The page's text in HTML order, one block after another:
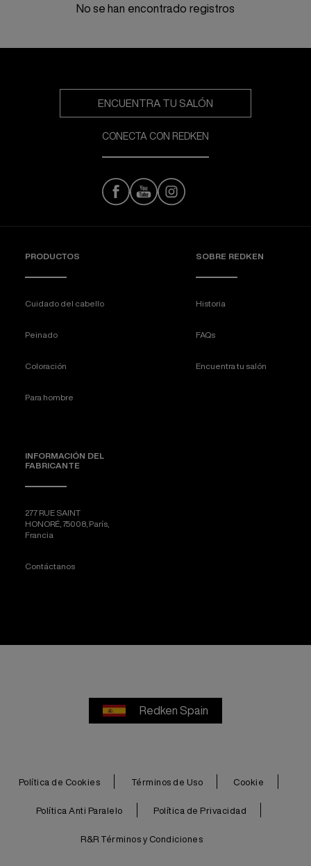
No se han encontrado registros
ENCUENTRA TU SALÓN
CONECTA CON REDKEN
PRODUCTOS
Cuidado del cabello
Peinado
Coloración
Para hombre
SOBRE REDKEN
Historia
FAQs
Encuentra tu salón
INFORMACIÓN DEL
FABRICANTE
277 RUE SAINT
HONORÉ, 75008, París,
Francia
Contáctanos
Redken Spain
Política de Cookies Términos de Uso Cookie
Política Anti Paralelo Política de Privacidad
R&R Términos y Condiciones